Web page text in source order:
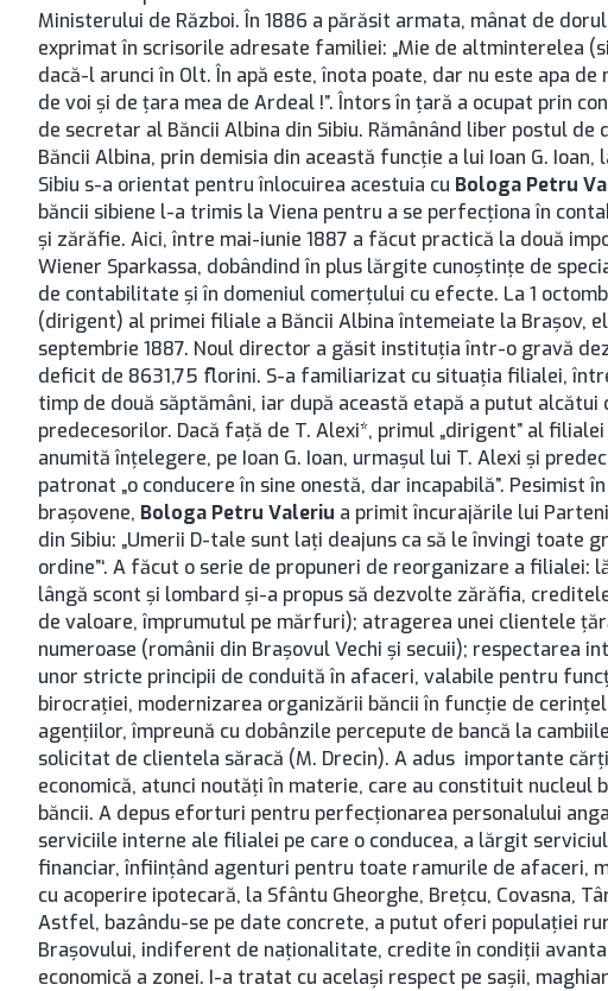
Ministerului de Război. În 1886 a părăsit armata, mânat de
exprimat în scrisorile adresate familiei: „Mie de altminterelea
dacă-l arunci în Olt. În apă este, înota poate, dar nu este apa
de voi şi de ţara mea de Ardeal !”. Întors în ţară a ocupat prin
de secretar al Băncii Albina din Sibiu. Rămânând liber postul
Băncii Albina, prin demisia din această funcţie a lui Ioan G.
Sibiu s-a orientat pentru înlocuirea acestuia cu Bologa Petru
băncii sibiene l-a trimis la Viena pentru a se perfecţiona în
şi zărăfie. Aici, între mai-iunie 1887 a făcut practică la două
Wiener Sparkassa, dobândind în plus lărgite cunoştinţe de
de contabilitate şi în domeniul comerţului cu efecte. La 1
(dirigent) al primei filiale a Băncii Albina întemeiate la Brașov,
septembrie 1887. Noul director a găsit instituţia într-o gravă
deficit de 8631,75 florini. S-a familiarizat cu situaţia filialei,
timp de două săptămâni, iar după această etapă a putut
predecesorilor. Dacă faţă de T. Alexi*, primul „dirigent” al
anumită înţelegere, pe Ioan G. Ioan, urmaşul lui T. Alexi şi
patronat „o conducere în sine onestă, dar incapabilă”. Pesimist
braşovene, Bologa Petru Valeriu a primit încurajările lui
din Sibiu: „Umerii D-tale sunt laţi deajuns ca să le învingi toate
ordine”‘. A făcut o serie de propuneri de reorganizare a
lângă scont şi lombard şi-a propus să dezvolte zărăfia,
de valoare, împrumutul pe mărfuri); atragerea unei clientele
numeroase (românii din Brașovul Vechi şi secuii); respectarea
unor stricte principii de conduită în afaceri, valabile pentru
birocraţiei, modernizarea organizării băncii în funcţie de
agenţiilor, împreună cu dobânzile percepute de bancă la
solicitat de clientela săracă (M. Drecin). A adus importante
economică, atunci noutăţi în materie, care au constituit nucleul
băncii. A depus eforturi pentru perfecţionarea personalului
serviciile interne ale filialei pe care o conducea, a lărgit
financiar, înfiinţând agenturi pentru toate ramurile de afaceri,
cu acoperire ipotecară, la Sfântu Gheorghe, Breţcu, Covasna,
Astfel, bazându-se pe date concrete, a putut oferi populaţiei
Brașovului, indiferent de naţionalitate, credite în condiţii
economică a zonei. I-a tratat cu acelaşi respect pe saşii,